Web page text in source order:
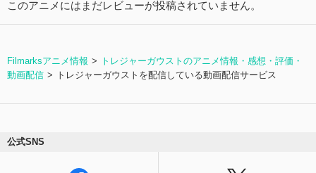
このアニメにはまだレビューが投稿されていません。
Filmarksアニメ情報
トレジャーガウストのアニメ情報・感想・評価・
動画配信
トレジャーガウストを配信している動画配信サービス
公式SNS